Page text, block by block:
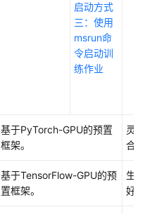
启动方式
三：使用
msrun命
令启动训
练作业
基于PyTorch-GPU的预置
框架。
灵
合
基于TensorFlow-GPU的预
置框架。
生
好